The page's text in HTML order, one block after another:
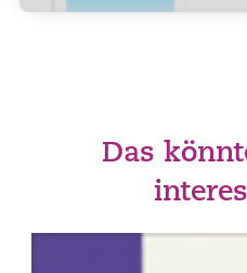
Das